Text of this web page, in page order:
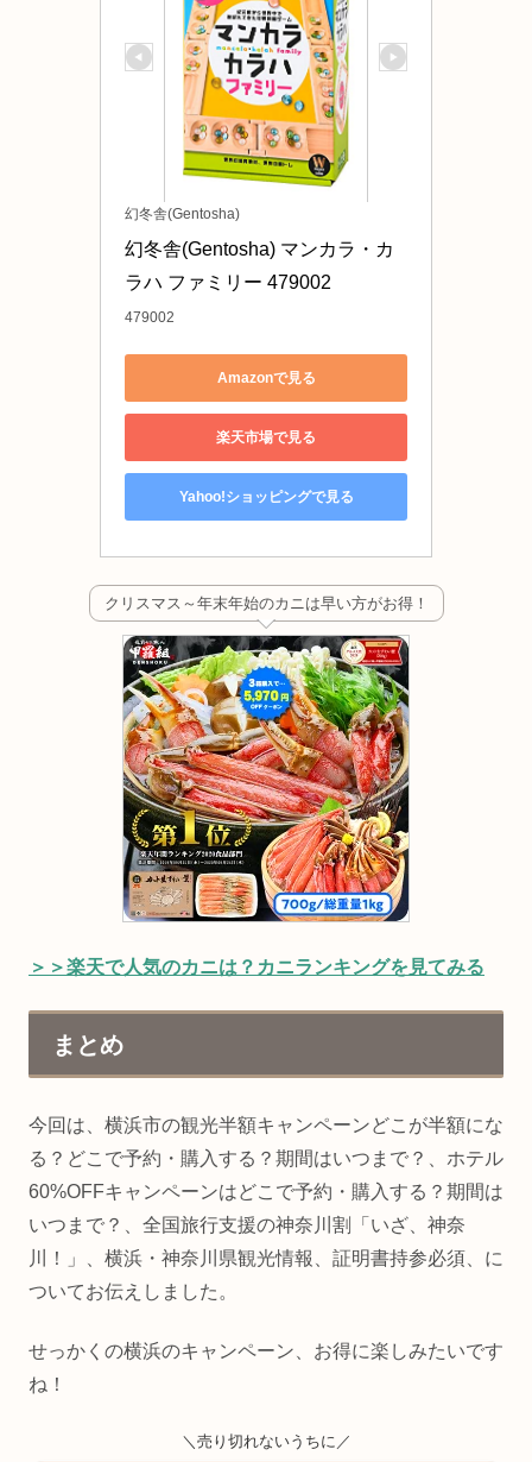
幻冬舎(Gentosha)
幻冬舎(Gentosha) マンカラ・カ
ラハ ファミリー 479002
479002
Amazonで見る
楽天市場で見る
Yahoo!ショッピングで見る
クリスマス～年末年始のカニは早い方がお得！
＞＞楽天で人気のカニは？カニランキングを見てみる
まとめ
今回は、横浜市の観光半額キャンペーンどこが半額にな
る？どこで予約・購入する？期間はいつまで？、ホテル
60%OFFキャンペーンはどこで予約・購入する？期間は
いつまで？、全国旅行支援の神奈川割「いざ、神奈
川！」、横浜・神奈川県観光情報、証明書持参必須、に
ついてお伝えしました。
せっかくの横浜のキャンペーン、お得に楽しみたいです
ね！
＼売り切れないうちに／